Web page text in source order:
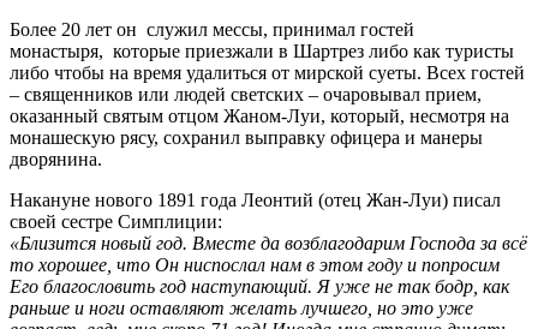
Более 20 лет он служил мессы, принимал гостей
монастыря, которые приезжали в Шартрез либо как туристы
либо чтобы на время удалиться от мирской суеты. Всех гостей
– священников или людей светских – очаровывал прием,
оказанный святым отцом Жаном-Луи, который, несмотря на
монашескую рясу, сохранил выправку офицера и манеры
дворянина.
Накануне нового 1891 года Леонтий (отец Жан-Луи) писал
своей сестре Симплиции:
«Близится новый год. Вместе да возблагодарим Господа за всё
то хорошее, что Он ниспослал нам в этом году и попросим
Его благословить год наступающий. Я уже не так бодр, как
раньше и ноги оставляют желать лучшего, но это уже